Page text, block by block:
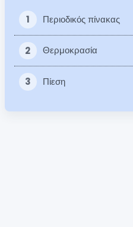
1 Περιοδικός πίνακας
2 Θερμοκρασία
3 Πίεση